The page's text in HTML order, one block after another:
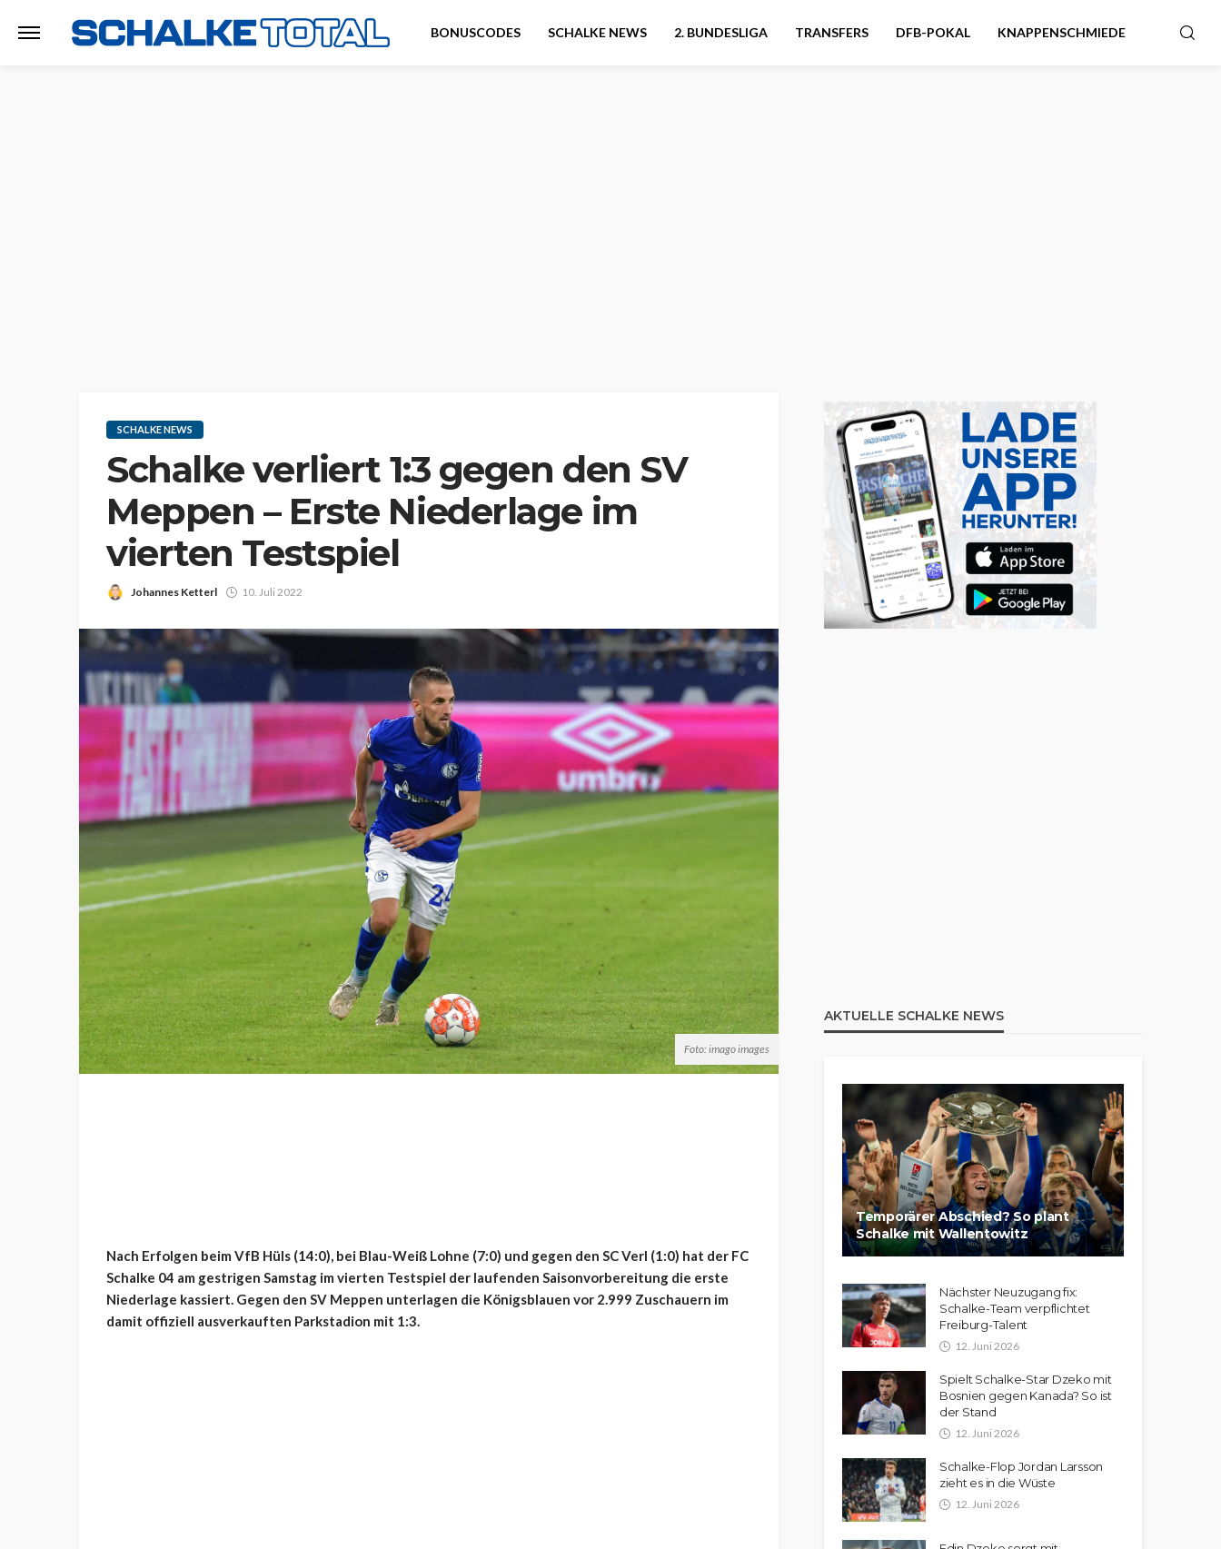
BONUSCODES SCHALKE NEWS 2. BUNDESLIGA TRANSFERS DFB-POKAL KNAPPENSCHMIEDE
SCHALKE NEWS
Schalke verliert 1:3 gegen den SV
Meppen – Erste Niederlage im
vierten Testspiel
Johannes Ketterl 10. Juli 2022
Foto: imago images
Nach Erfolgen beim VfB Hüls (14:0), bei Blau-Weiß Lohne (7:0) und gegen den SC Verl (1:0) hat der FC
Schalke 04 am gestrigen Samstag im vierten Testspiel der laufenden Saisonvorbereitung die erste
Niederlage kassiert. Gegen den SV Meppen unterlagen die Königsblauen vor 2.999 Zuschauern im
damit offiziell ausverkauften Parkstadion mit 1:3.
AKTUELLE SCHALKE NEWS
Temporärer Abschied? So plant
Schalke mit Wallentowitz
Nächster Neuzugang fix:
Schalke-Team verpflichtet
Freiburg-Talent
12. Juni 2026
Spielt Schalke-Star Dzeko mit
Bosnien gegen Kanada? So ist
der Stand
12. Juni 2026
Schalke-Flop Jordan Larsson
zieht es in die Wüste
12. Juni 2026